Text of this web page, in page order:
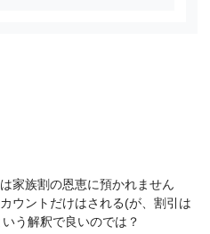
家族割の恩恵に預かれません
ウントだけはされる(が、割引は
う解釈で良いのでは？